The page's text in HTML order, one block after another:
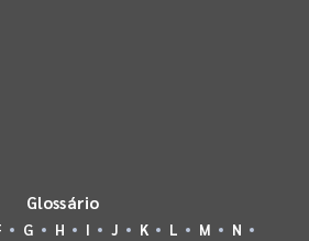
Glossário
G H I J K L M
N